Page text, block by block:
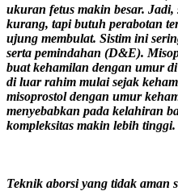
ukuran fetus makin besar.
kurang, tapi butuh perabotan
ujung membulat. Sistim ini
serta pemindahan (D&E).
buat kehamilan dengan umur
di luar rahim mulai sejak
misoprostol dengan umur
menyebabkan pada kelahiran
kompleksitas makin lebih tinggi.
Teknik aborsi yang tidak aman